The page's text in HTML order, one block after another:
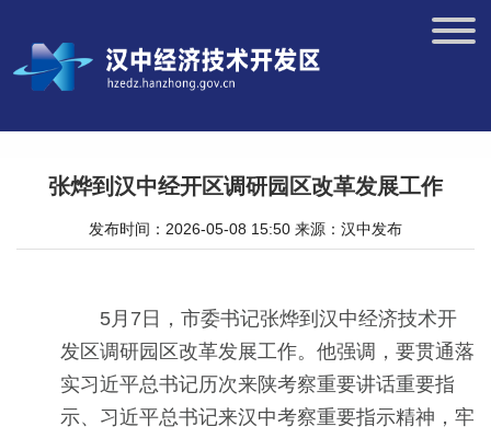
张烨到汉中经开区调研园区改革发展工作
发布时间：2026-05-08 15:50 来源：汉中发布
5月7日，市委书记张烨到汉中经济技术开
发区调研园区改革发展工作。他强调，要贯通落
实习近平总书记历次来陕考察重要讲话重要指
示、习近平总书记来汉中考察重要指示精神，牢